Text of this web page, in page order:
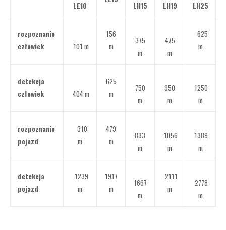
LE10 LH15 LH19 LH25
rozpoznanie
człowiek
101 m
156
m
375
m
475
m
625
m
detekcja
człowiek
404 m
625
m
750
m
950
m
1250
m
rozpoznanie
pojazd
310
m
479
m
833
m
1056
m
1389
m
detekcja
pojazd
1239
m
1917
m
1667
m
2111
m
2778
m